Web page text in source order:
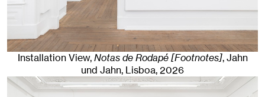
Installation View,Notas de Rodapé [Footnotes], Jahn
und Jahn, Lisboa, 2026